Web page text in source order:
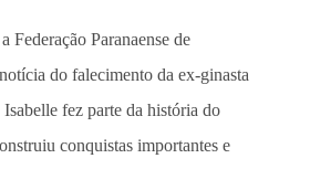
Federação Paranaense de
do falecimento da ex-ginasta
fez parte da história do
conquistas importantes e